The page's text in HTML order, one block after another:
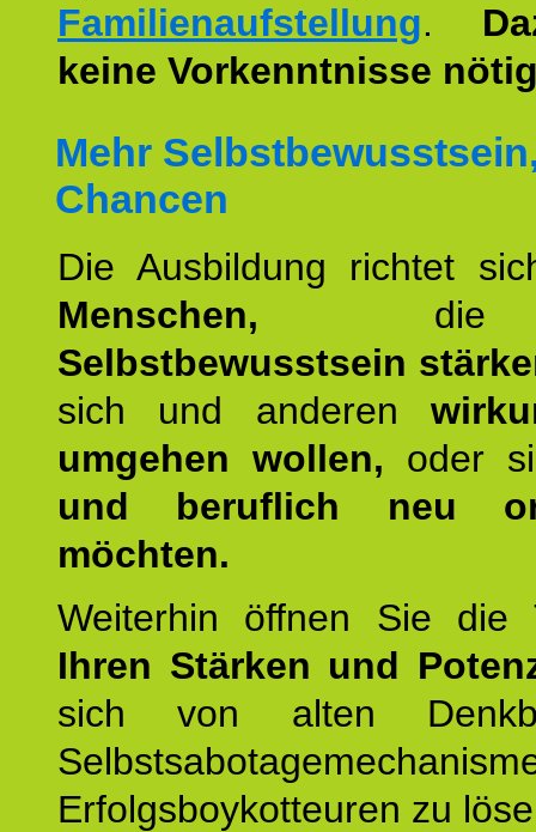
Familienaufstellung.
keine Vorkenntnisse
Mehr
Chancen
Die Ausbildung richtet
Menschen, die
Selbstbewusstsein
sich und anderen
umgehen wollen, oder
und beruflich neu
möchten.
Weiterhin öffnen Sie
Ihren Stärken und
sich von alten
Erfolgsboykotteuren zu